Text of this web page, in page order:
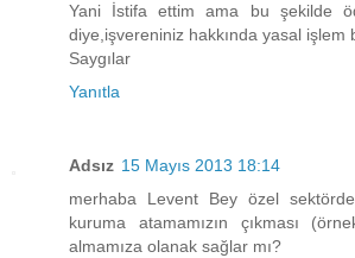
Yani İstifa ettim ama bu şekilde
diye,işvereniniz hakkında yasal işlem
Saygılar
Yanıtla
Adsız 15 Mayıs 2013 18:14
merhaba Levent Bey özel
kuruma atamamızın çıkması
almamıza olanak sağlar mı?